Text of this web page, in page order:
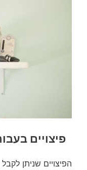
פיצויים
הפיצויים שניתן